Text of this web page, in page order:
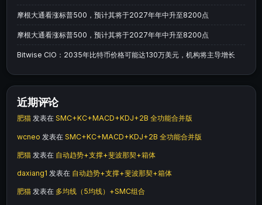
摩根大通看涨标普500，预计其将于2027年年中升至8200点
摩根大通看涨标普500，预计其将于2027年年中升至8200点
Bitwise CIO：2035年比特币价格可能达130万美元，机构将主导增长
近期评论
肥猫 发表在 SMC+KC+MACD+KDJ+2B 全功能合并版
wcneo 发表在 SMC+KC+MACD+KDJ+2B 全功能合并版
肥猫 发表在 自动趋势+支撑+斐波那契+箱体
daxiang1 发表在 自动趋势+支撑+斐波那契+箱体
肥猫 发表在 多均线（5均线）+SMC组合